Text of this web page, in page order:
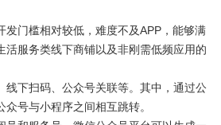
发门槛相对较低，难度不及APP，能够满
活服务类线下商铺以及非刚需低频应用的
线下扫码、公众号关联等。其中，通过公
号与小程序之间相互跳转。